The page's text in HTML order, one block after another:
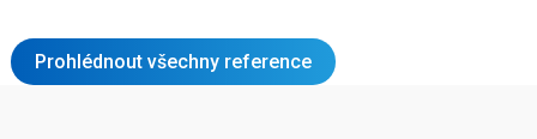
Prohlédnout všechny reference